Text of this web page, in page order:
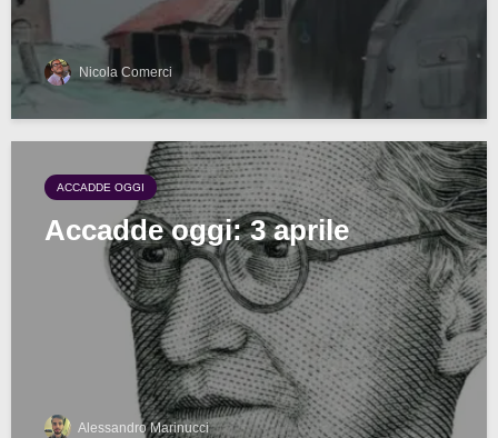
Nicola Comerci
ACCADDE OGGI
Accadde oggi: 3 aprile
Alessandro Marinucci